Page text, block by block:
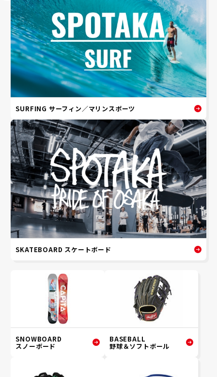
SURFING サーフィン／マリンスポーツ
SKATEBOARD スケートボード
SNOWBOARD
スノーボード
BASEBALL
野球＆ソフトボール